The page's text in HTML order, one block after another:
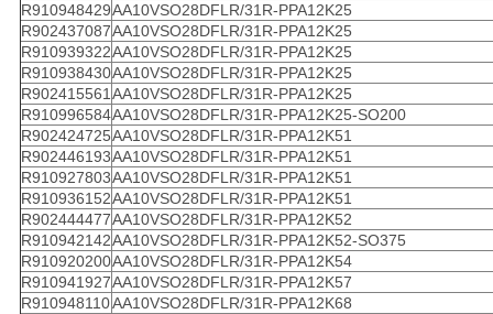
R910948429AA10VSO28DFLR/31R-PPA12K25
R902437087AA10VSO28DFLR/31R-PPA12K25
R910939322AA10VSO28DFLR/31R-PPA12K25
R910938430AA10VSO28DFLR/31R-PPA12K25
R902415561AA10VSO28DFLR/31R-PPA12K25
R910996584AA10VSO28DFLR/31R-PPA12K25-SO200
R902424725AA10VSO28DFLR/31R-PPA12K51
R902446193AA10VSO28DFLR/31R-PPA12K51
R910927803AA10VSO28DFLR/31R-PPA12K51
R910936152AA10VSO28DFLR/31R-PPA12K51
R902444477AA10VSO28DFLR/31R-PPA12K52
R910942142AA10VSO28DFLR/31R-PPA12K52-SO375
R910920200AA10VSO28DFLR/31R-PPA12K54
R910941927AA10VSO28DFLR/31R-PPA12K57
R910948110AA10VSO28DFLR/31R-PPA12K68